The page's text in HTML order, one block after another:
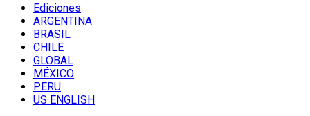
Ediciones
ARGENTINA
BRASIL
CHILE
GLOBAL
MÉXICO
PERU
US ENGLISH